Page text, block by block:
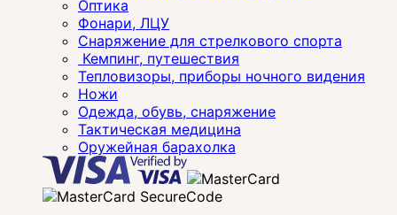
Оптика
Фонари, ЛЦУ
Снаряжение для стрелкового спорта
Кемпинг, путешествия
Тепловизоры, приборы ночного видения
Ножи
Одежда, обувь, снаряжение
Тактическая медицина
Оружейная барахолка